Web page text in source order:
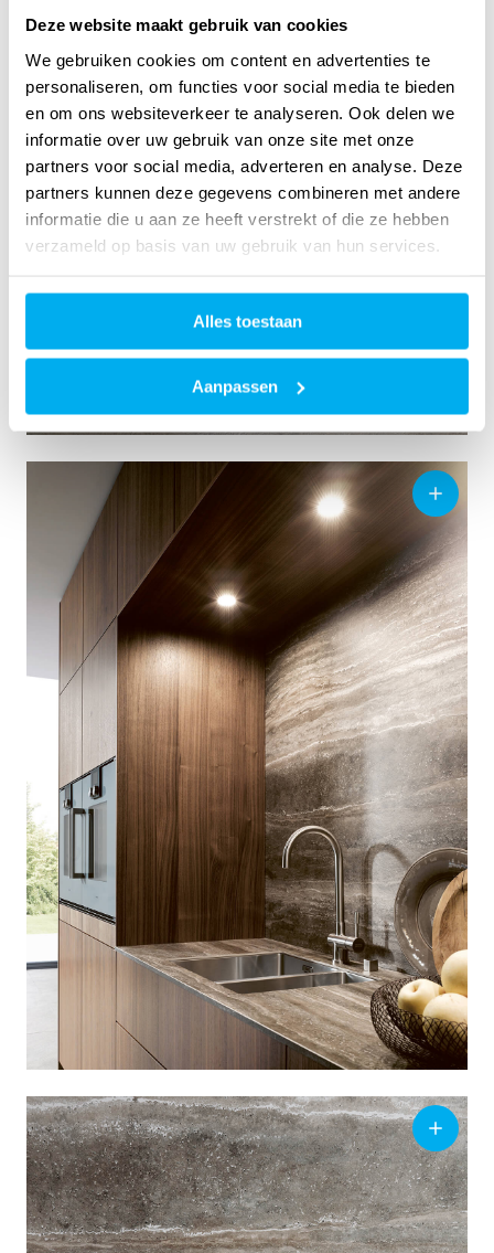
Deze website maakt gebruik van cookies
We gebruiken cookies om content en advertenties te
personaliseren, om functies voor social media te bieden
en om ons websiteverkeer te analyseren. Ook delen we
informatie over uw gebruik van onze site met onze
partners voor social media, adverteren en analyse. Deze
partners kunnen deze gegevens combineren met andere
informatie die u aan ze heeft verstrekt of die ze hebben
verzameld op basis van uw gebruik van hun services.
Alles toestaan
Aanpassen